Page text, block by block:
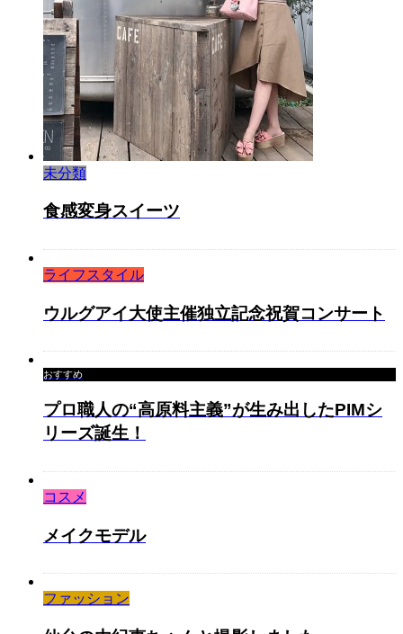
未分類
食感変身スイーツ
ライフスタイル
ウルグアイ大使主催独立記念祝賀コンサート
おすすめ
プロ職人の“高原料主義”が生み出したPIMシ
リーズ誕生！
コスメ
メイクモデル
ファッション